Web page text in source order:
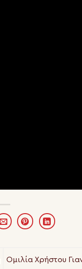
Ομιλία Χρήστου